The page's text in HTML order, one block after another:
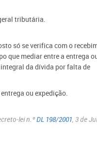
tributária.
só se verifica com o
que mediar entre a entrega
da dívida por falta de
ou expedição.
lei n.ºDL 198/2001, 3 de